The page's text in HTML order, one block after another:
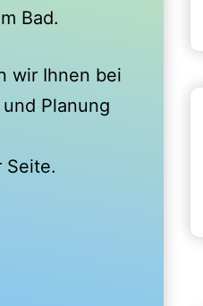
Bad.
wir Ihnen bei
Planung
Seite.